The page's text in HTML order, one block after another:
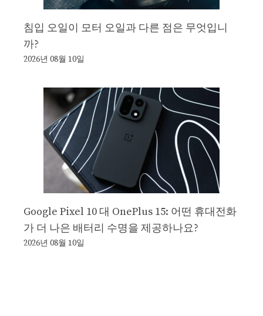
침입 오일이 모터 오일과 다른 점은 무엇입니
까?
2026년 08월 10일
Google Pixel 10 대 OnePlus 15: 어떤 휴대전화
가 더 나은 배터리 수명을 제공하나요?
2026년 08월 10일